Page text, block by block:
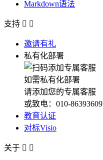
Markdown语法
支持  
邀请有礼
私有化部署
如需私有化部署
请添加您的专属客服
或致电：010-86393609
教育认证
对标Visio
关于  